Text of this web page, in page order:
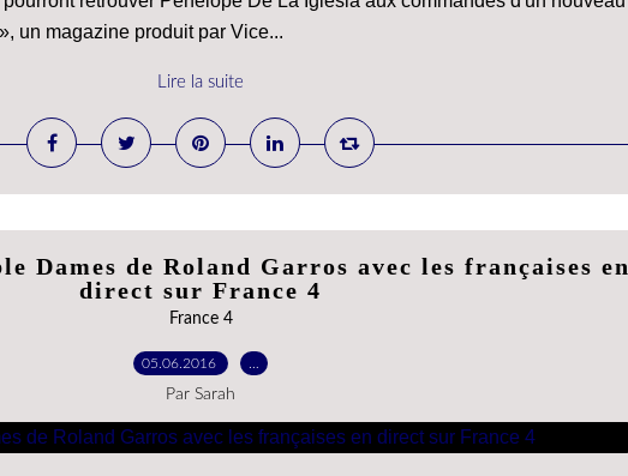
un magazine produit par Vice...
Lire la suite
Dames de Roland Garros avec les françaises en
direct sur France 4
France 4
05.06.2016
Par Sarah